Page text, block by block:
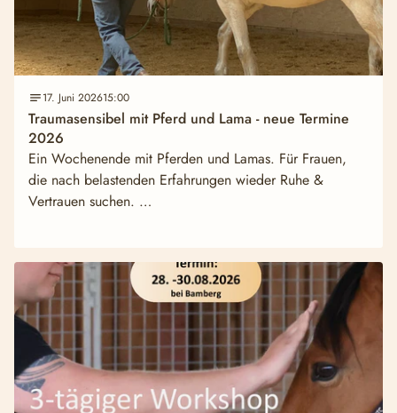
17. Juni 202615:00
Traumasensibel mit Pferd und Lama - neue Termine
2026
Ein Wochenende mit Pferden und Lamas. Für Frauen,
die nach belastenden Erfahrungen wieder Ruhe &
Vertrauen suchen. …